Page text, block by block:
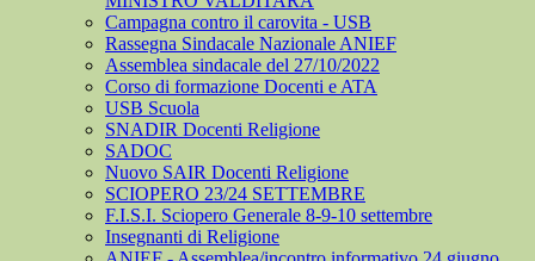
Campagna contro il carovita - USB
Rassegna Sindacale Nazionale ANIEF
Assemblea sindacale del 27/10/2022
Corso di formazione Docenti e ATA
USB Scuola
SNADIR Docenti Religione
SADOC
Nuovo SAIR Docenti Religione
SCIOPERO 23/24 SETTEMBRE
F.I.S.I. Sciopero Generale 8-9-10 settembre
Insegnanti di Religione